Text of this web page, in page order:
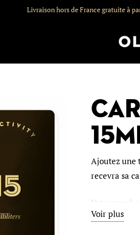
Livraison hors de France gratuite à
Ajoutez une
recevra sa
Votre
peut être
Voir plus